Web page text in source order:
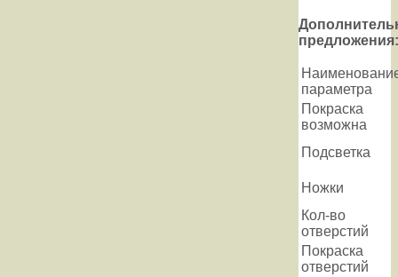
предложения:
параметра
Покраска
возможна
Подсветка
Ножки
Кол-во
отверстий
Покраска
отверстий